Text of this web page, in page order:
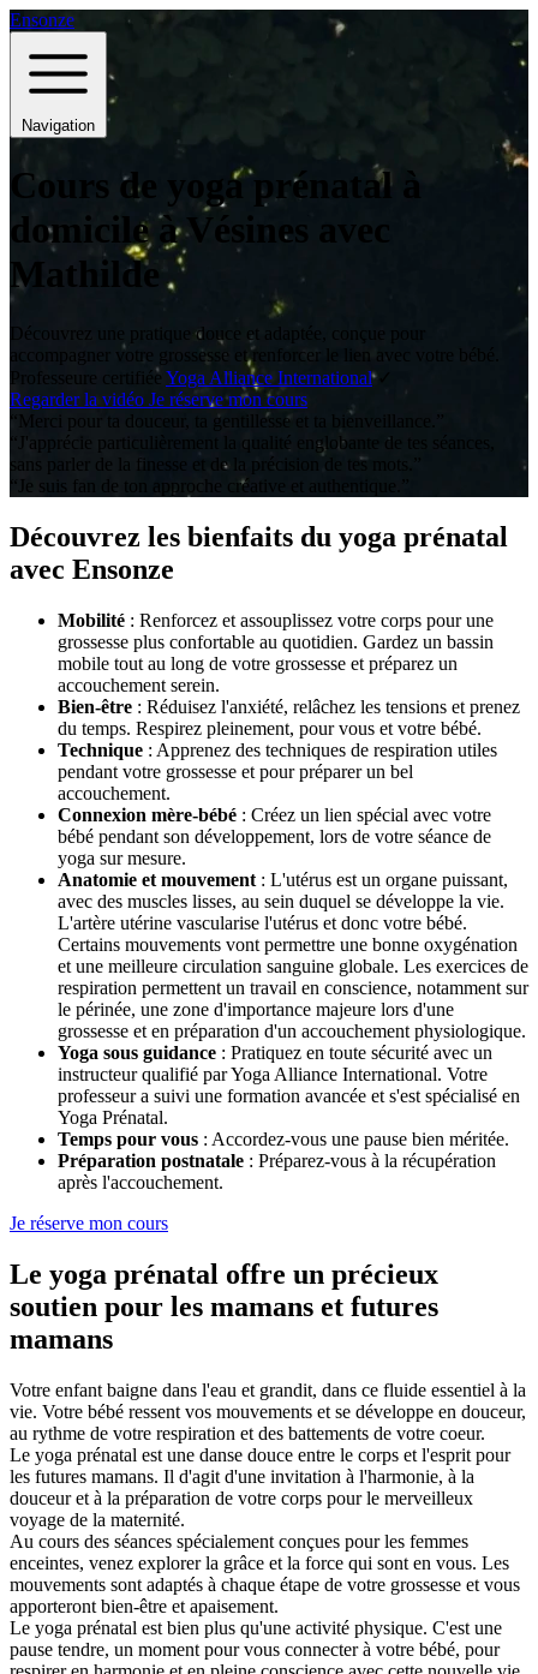
Ensonze
Navigation
Cours de yoga prénatal à
domicile à Vésines avec
Mathilde
Découvrez une pratique douce et adaptée, conçue pour
accompagner votre grossesse et renforcer le lien avec votre bébé.
Professeure certifiée Yoga Alliance International✓
Regarder la vidéo Je réserve mon cours
“Merci pour ta douceur, ta gentillesse et ta bienveillance.”
“J'apprécie particulièrement la qualité englobante de tes séances,
sans parler de la finesse et de la précision de tes mots.”
“Je suis fan de ton approche créative et authentique.”
Découvrez les bienfaits du yoga prénatal
avec Ensonze
Mobilité : Renforcez et assouplissez votre corps pour une
grossesse plus confortable au quotidien. Gardez un bassin
mobile tout au long de votre grossesse et préparez un
accouchement serein.
Bien-être : Réduisez l'anxiété, relâchez les tensions et prenez
du temps. Respirez pleinement, pour vous et votre bébé.
Technique : Apprenez des techniques de respiration utiles
pendant votre grossesse et pour préparer un bel
accouchement.
Connexion mère-bébé : Créez un lien spécial avec votre
bébé pendant son développement, lors de votre séance de
yoga sur mesure.
Anatomie et mouvement : L'utérus est un organe puissant,
avec des muscles lisses, au sein duquel se développe la vie.
L'artère utérine vascularise l'utérus et donc votre bébé.
Certains mouvements vont permettre une bonne oxygénation
et une meilleure circulation sanguine globale. Les exercices de
respiration permettent un travail en conscience, notamment sur
le périnée, une zone d'importance majeure lors d'une
grossesse et en préparation d'un accouchement physiologique.
Yoga sous guidance : Pratiquez en toute sécurité avec un
instructeur qualifié par Yoga Alliance International. Votre
professeur a suivi une formation avancée et s'est spécialisé en
Yoga Prénatal.
Temps pour vous : Accordez-vous une pause bien méritée.
Préparation postnatale : Préparez-vous à la récupération
après l'accouchement.
Je réserve mon cours
Le yoga prénatal offre un précieux
soutien pour les mamans et futures
mamans
Votre enfant baigne dans l'eau et grandit, dans ce fluide essentiel à la
vie. Votre bébé ressent vos mouvements et se développe en douceur,
au rythme de votre respiration et des battements de votre coeur.
Le yoga prénatal est une danse douce entre le corps et l'esprit pour
les futures mamans. Il d'agit d'une invitation à l'harmonie, à la
douceur et à la préparation de votre corps pour le merveilleux
voyage de la maternité.
Au cours des séances spécialement conçues pour les femmes
enceintes, venez explorer la grâce et la force qui sont en vous. Les
mouvements sont adaptés à chaque étape de votre grossesse et vous
apporteront bien-être et apaisement.
Le yoga prénatal est bien plus qu'une activité physique. C'est une
pause tendre, un moment pour vous connecter à votre bébé, pour